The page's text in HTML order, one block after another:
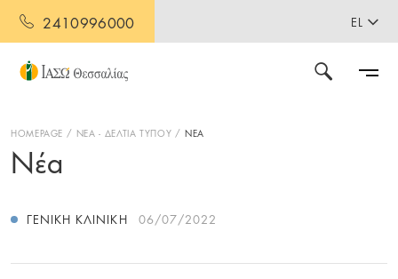
2410996000 EL
HOMEPAGE ΝΕΑ - ΔΕΛΤΙΑ ΤΥΠΟΥ ΝΕΑ
Νέα
ΓΕΝΙΚΉ ΚΛΙΝΙΚΉ 06/07/2022